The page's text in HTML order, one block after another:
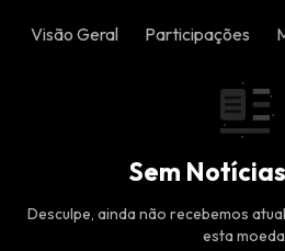
Visão Geral Participações
Sem
Desculpe, ainda não recebemos
esta